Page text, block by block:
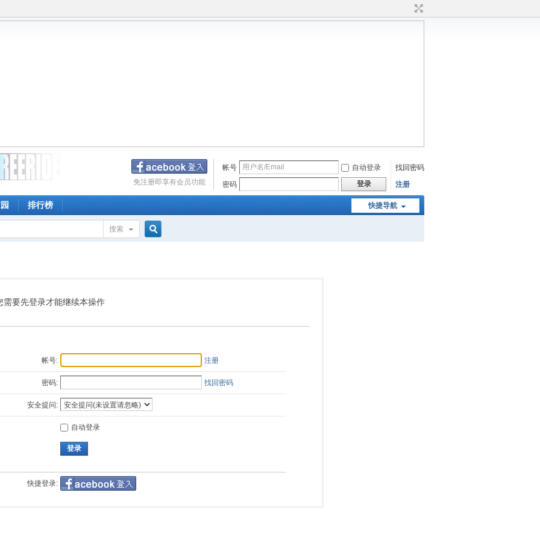
帐号 自动登录
找回密码
密码
登录 注册
免注册即享有会员功能
快捷导航
排行榜
搜索
需要先登录才能继续本操作
帐号: 注册
密码: 找回密码
安全提问:
自动登录
登录
快捷登录: